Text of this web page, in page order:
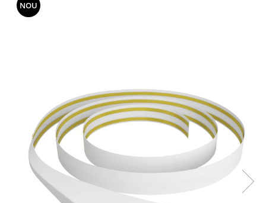
Glafuri
Plinte MDF Premium
Accesorii Plinte
Terminatii Plinta
Colt Exterior Plinta
Colt Interior Plinta
Imbinare Plinta
NOU